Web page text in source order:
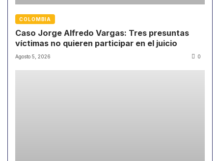
COLOMBIA
Caso Jorge Alfredo Vargas: Tres presuntas
víctimas no quieren participar en el juicio
Agosto 5, 2026 0